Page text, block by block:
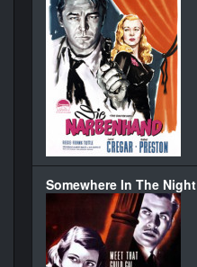
Somewhere In The Night